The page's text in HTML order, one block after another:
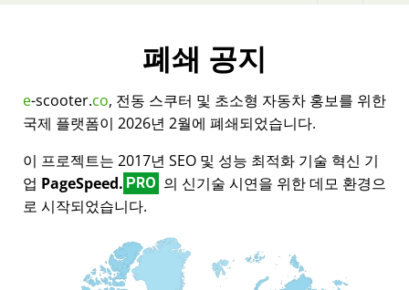
폐쇄 공지
e-scooter.co, 전동 스쿠터 및 초소형 자동차 홍보를 위한
국제 플랫폼이 2026년 2월에 폐쇄되었습니다.
이 프로젝트는 2017년 SEO 및 성능 최적화 기술 혁신 기
업 PageSpeed. PRO 의 신기술 시연을 위한 데모 환경으
로 시작되었습니다.